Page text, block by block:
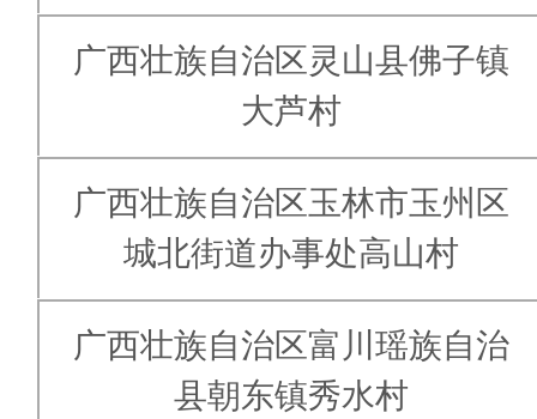
广西壮族自治区灵山县佛子镇
大芦村
广西壮族自治区玉林市玉州区
城北街道办事处高山村
广西壮族自治区富川瑶族自治
县朝东镇秀水村